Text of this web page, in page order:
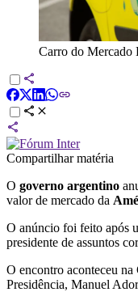
Carro do Mercado
Compartilhar matéria
O governo argentino
valor de mercado da
O anúncio foi feito após
presidente de assuntos
O encontro aconteceu
Presidência, Manuel